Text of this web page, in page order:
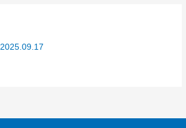
2025.09.17